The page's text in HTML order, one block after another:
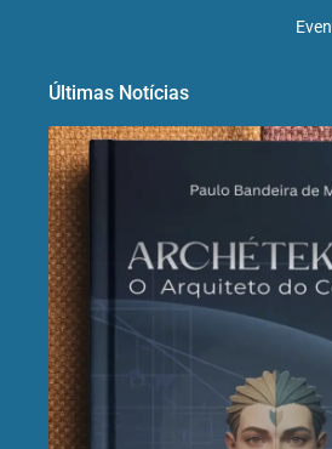
Últimas Notícias